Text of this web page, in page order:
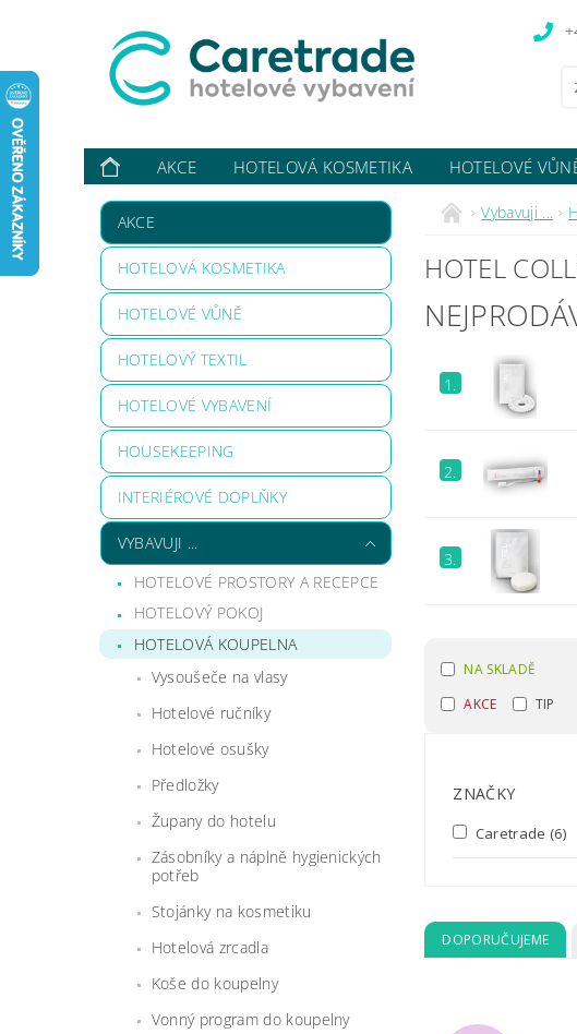
AKCE HOTELOVÁ KOSMETIKA HOTELOVÉ
VYBAVUJI ...
KONTAKTY O NÁS HODNOCENÍ
AKCE
HOTELOVÁ KOSMETIKA
HOTELOVÉ VŮNĚ
HOTELOVÝ TEXTIL
HOTELOVÉ VYBAVENÍ
HOUSEKEEPING
INTERIÉROVÉ DOPLŇKY
VYBAVUJI ...
HOTELOVÉ PROSTORY A RECEPCE
HOTELOVÝ POKOJ
HOTELOVÁ KOUPELNA
Vysoušeče na vlasy
Hotelové ručníky
Hotelové osušky
Předložky
Župany do hotelu
Zásobníky a náplně hygienických
potřeb
Stojánky na kosmetiku
Hotelová zrcadla
Koše do koupelny
Vonný program do koupelny
Vybavuji ...
HOTEL
1.
2.
3.
NA SKLADĚ
AKCE
TIP
ZNAČKY
Caretrade (6)
DOPORUČUJEME